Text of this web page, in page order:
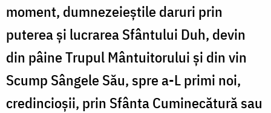
moment, dumnezeieștile daruri prin
puterea și lucrarea Sfântului Duh, devin
din pâine Trupul Mântuitorului și din vin
Scump Sângele Său, spre a-L primi noi,
credincioșii, prin Sfânta Cuminecătură sau